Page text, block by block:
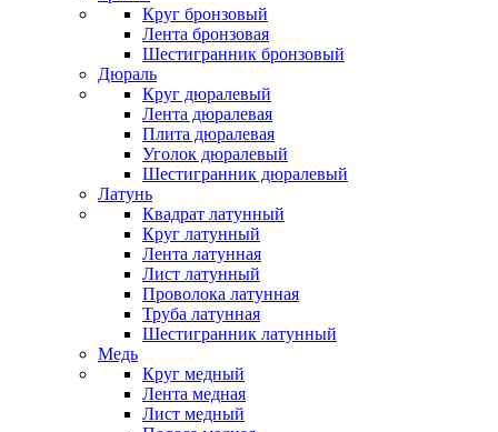
Круг бронзовый
Лента бронзовая
Шестигранник бронзовый
Дюраль
Круг дюралевый
Лента дюралевая
Плита дюралевая
Уголок дюралевый
Шестигранник дюралевый
Латунь
Квадрат латунный
Круг латунный
Лента латунная
Лист латунный
Проволока латунная
Труба латунная
Шестигранник латунный
Медь
Круг медный
Лента медная
Лист медный